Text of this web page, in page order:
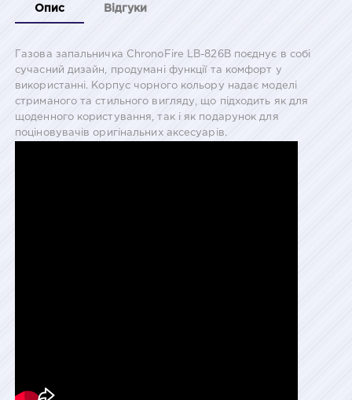
Опис Відгуки
Газова запальничка ChronoFire LB-826B поєднує в собі
сучасний дизайн, продумані функції та комфорт у
використанні. Корпус чорного кольору надає моделі
стриманого та стильного вигляду, що підходить як для
щоденного користування, так і як подарунок для
поціновувачів оригінальних аксесуарів.